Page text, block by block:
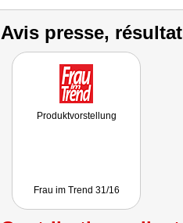
Avis presse,
Produktvorstellung
Frau im Trend 31/16